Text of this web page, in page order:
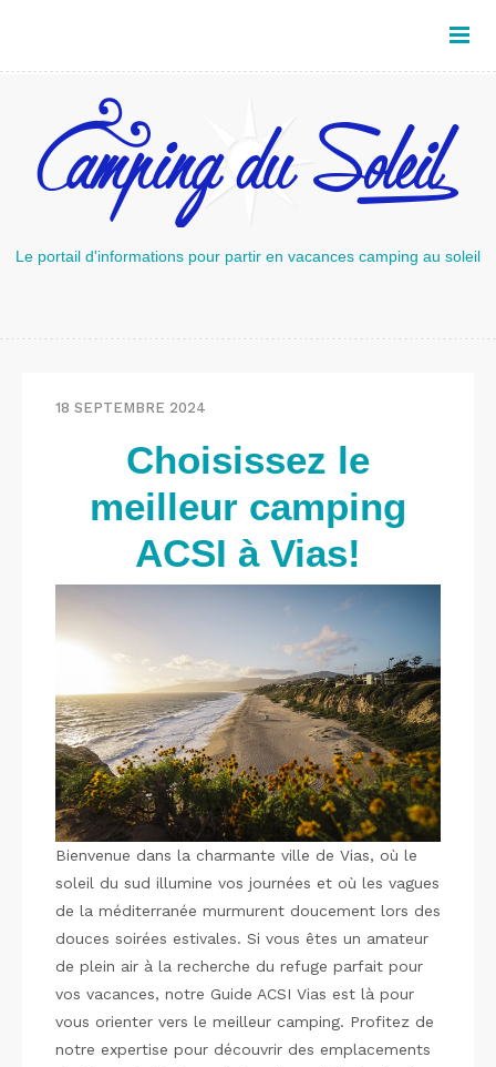
Le portail d'informations pour partir en vacances camping au soleil
18 SEPTEMBRE 2024
Choisissez le
meilleur camping
ACSI à Vias!
Bienvenue dans la charmante ville de Vias, où le
soleil du sud illumine vos journées et où les vagues
de la méditerranée murmurent doucement lors des
douces soirées estivales. Si vous êtes un amateur
de plein air à la recherche du refuge parfait pour
vos vacances, notre Guide ACSI Vias est là pour
vous orienter vers le meilleur camping. Profitez de
notre expertise pour découvrir des emplacements